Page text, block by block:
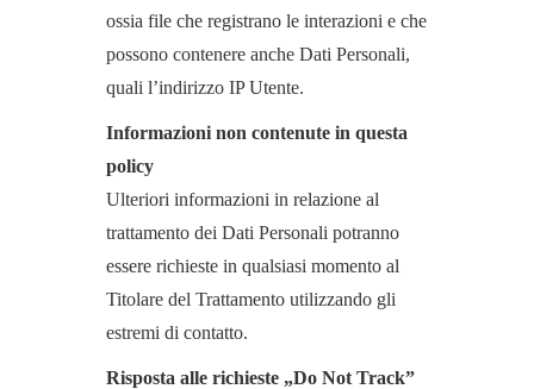
ossia file che registrano le interazioni e che
possono contenere anche Dati Personali,
quali l’indirizzo IP Utente.
Informazioni non contenute in questa
policy
Ulteriori informazioni in relazione al
trattamento dei Dati Personali potranno
essere richieste in qualsiasi momento al
Titolare del Trattamento utilizzando gli
estremi di contatto.
Risposta alle richieste „Do Not Track”